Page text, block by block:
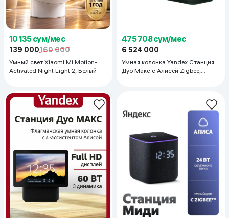
10 135 сум/мес
139 000160 000
Умный свет Xiaomi Mi Motion-
Activated Night Light 2, Белый
475 708 сум/мес
6 524 000
Умная колонка Yandex Станция
Дуо Макс с Алисей Zigbee,